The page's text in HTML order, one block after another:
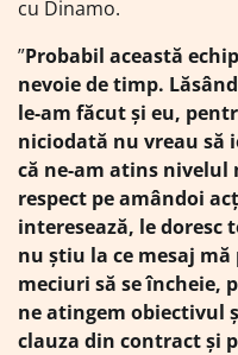
cu Dinamo.
”Probabil această
nevoie de timp.
le-am făcut și eu,
niciodată nu vreau să
că ne-am atins nivelul
respect pe amândoi
interesează, le doresc
nu știu la ce mesaj
meciuri să se încheie,
ne atingem obiectivul
clauza din contract și